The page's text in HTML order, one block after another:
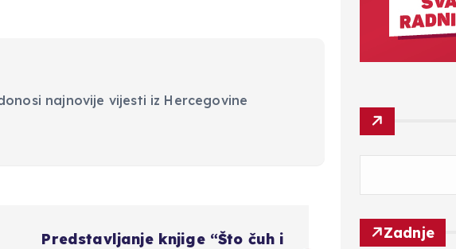
najnovije vijesti iz Hercegovine
Predstavljanje knjige “Što čuh i
Zadnje